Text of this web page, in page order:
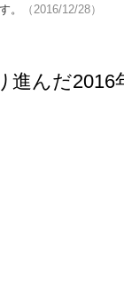
。
（2016/12/28）
進んだ